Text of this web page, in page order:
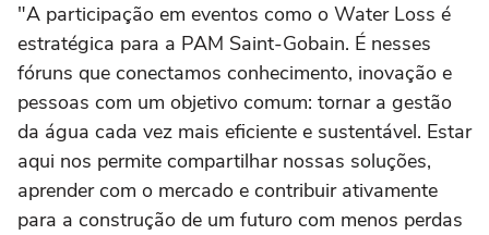
"A participação em eventos como o Water Loss é
estratégica para a PAM Saint-Gobain. É nesses
fóruns que conectamos conhecimento, inovação e
pessoas com um objetivo comum: tornar a gestão
da água cada vez mais eficiente e sustentável. Estar
aqui nos permite compartilhar nossas soluções,
aprender com o mercado e contribuir ativamente
para a construção de um futuro com menos perdas